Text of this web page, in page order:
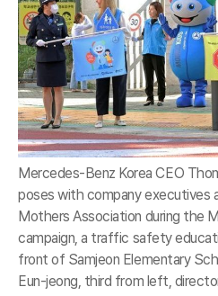
Mercedes-Benz Korea CEO
poses with company executives
Mothers Association during the
campaign, a traffic safety
front of Samjeon Elementary
Eun-jeong, third from left,